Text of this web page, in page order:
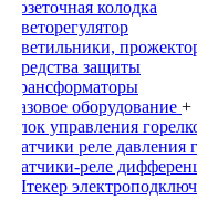
Розеточная колодка
Светорегулятор
Светильники,
Средства защиты
Трансформаторы
Газовое оборудование +
Блок управления
Датчики реле давления
Датчики-реле
Штекер